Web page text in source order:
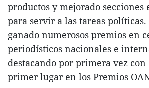
productos y mejorado secciones
para servir a las tareas políticas.
ganado numerosos premios en
periodísticos nacionales e
destacando por primera vez con
primer lugar en los Premios